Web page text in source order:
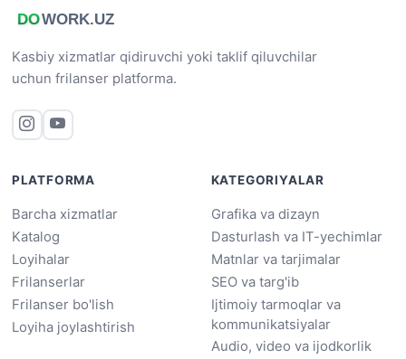
Kasbiy xizmatlar qidiruvchi yoki taklif qiluvchilar
uchun frilanser platforma.
PLATFORMA
Barcha xizmatlar
Katalog
Loyihalar
Frilanserlar
Frilanser bo'lish
Loyiha joylashtirish
KATEGORIYALAR
Grafika va dizayn
Dasturlash va IT-yechimlar
Matnlar va tarjimalar
SEO va targ'ib
Ijtimoiy tarmoqlar va
kommunikatsiyalar
Audio, video va ijodkorlik